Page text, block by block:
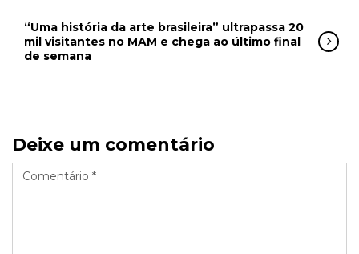
“Uma história da arte brasileira” ultrapassa 20
mil visitantes no MAM e chega ao último final
de semana
Deixe um comentário